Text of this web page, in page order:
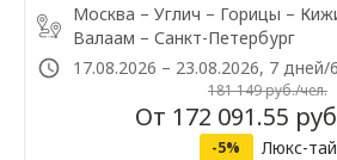
Москва – Углич – Горицы –
Валаам – Санкт-Петербург
17.08.2026 – 23.08.2026, 7 дней/
181 149 руб./чел.
От 172 091.55
-5% Люкс-